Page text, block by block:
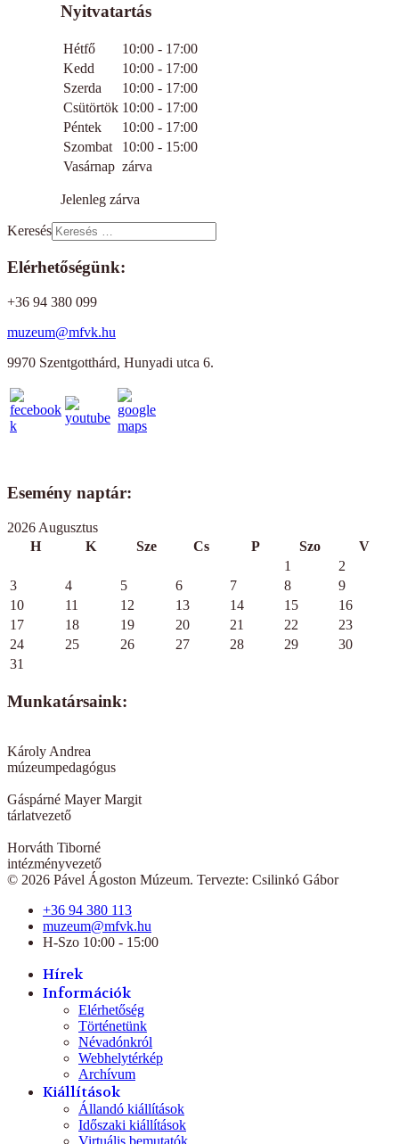
Nyitvatartás
Hétfő
10:00 - 17:00
Kedd
10:00 - 17:00
Szerda
10:00 - 17:00
Csütörtök 10:00 - 17:00
Péntek
10:00 - 17:00
Szombat
10:00 - 15:00
Vasárnap zárva
Jelenleg zárva
Keresés
Elérhetőségünk:
+36 94 380 099
muzeum@mfvk.hu
9970 Szentgotthárd, Hunyadi utca 6.
Esemény naptár:
2026 Augusztus
H
K Sze Cs P Szo
V
1
2
3
4 5 6 7 8
9
10
11 12 13 14 15
16
17
18 19 20 21 22
23
24
25 26 27 28 29
30
31
Munkatársaink:
Károly Andrea
múzeumpedagógus
Gáspárné Mayer Margit
tárlatvezető
Horváth Tiborné
intézményvezető
© 2026 Pável Ágoston Múzeum. Tervezte: Csilinkó Gábor
+36 94 380 113
muzeum@mfvk.hu
H-Szo 10:00 - 15:00
Hírek
Információk
Elérhetőség
Történetünk
Névadónkról
Webhelytérkép
Archívum
Kiállítások
Állandó kiállítások
Időszaki kiállítások